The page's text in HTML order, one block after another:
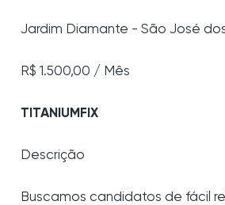
Jardim Diamante - São José
R$ 1.500,00 / Mês
TITANIUMFIX
Descrição
Buscamos candidatos de fácil